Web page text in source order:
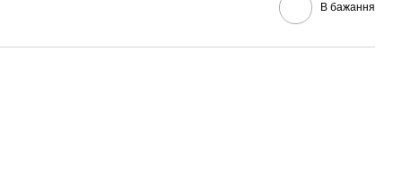
В бажання